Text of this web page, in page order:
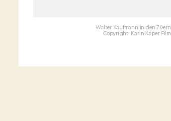
Walter Kaufmann in den 70ern
Copyright: Karin Kaper Film